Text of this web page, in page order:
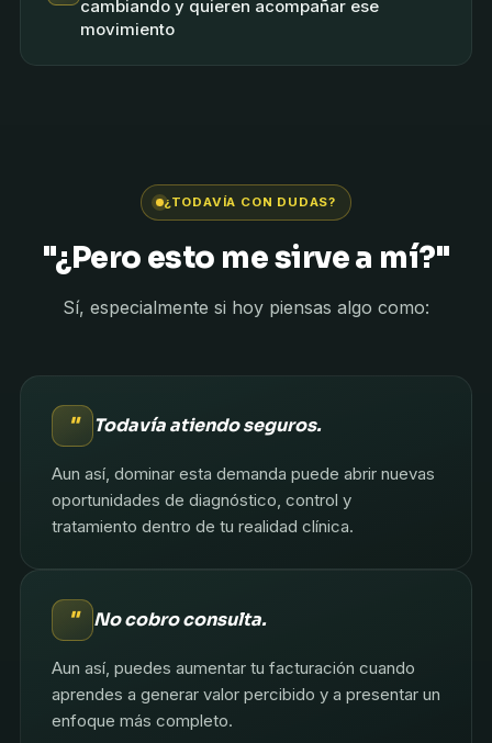
cambiando y quieren acompañar ese
movimiento
¿TODAVÍA CON DUDAS?
"¿Pero esto me sirve a mí?"
Sí, especialmente si hoy piensas algo como:
" Todavía atiendo seguros.
Aun así, dominar esta demanda puede abrir nuevas
oportunidades de diagnóstico, control y
tratamiento dentro de tu realidad clínica.
" No cobro consulta.
Aun así, puedes aumentar tu facturación cuando
aprendes a generar valor percibido y a presentar un
enfoque más completo.